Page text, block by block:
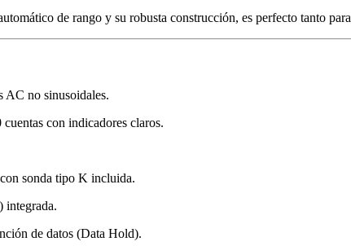
de rango y su robusta construcción, es perfecto tanto para
AC no sinusoidales.
cuentas con indicadores claros.
con sonda tipo K incluida.
) integrada.
de datos (Data Hold).